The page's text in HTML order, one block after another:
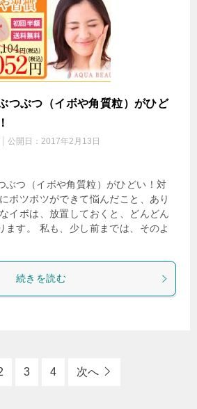
つぶつ（イボや角質粒）がひど
公開日： 2017年2月13日
ぶつ（イボや角質粒）がひどい！対
ボツボツができて悩んだこと、あり
イボは、放置しておくと、どんどん
ます。 私も、少し前までは、そのよ
続きを読む
3 4 次へ